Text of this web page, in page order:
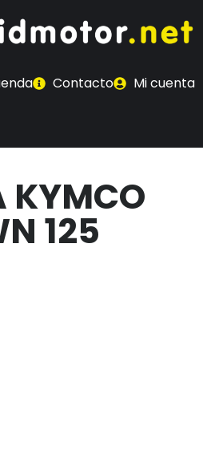
Contacto Mi cuenta
KYMCO
125